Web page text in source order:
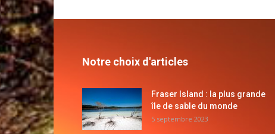
Notre choix d'articles
Fraser Island : la plus grande
île de sable du monde
5 septembre 2023